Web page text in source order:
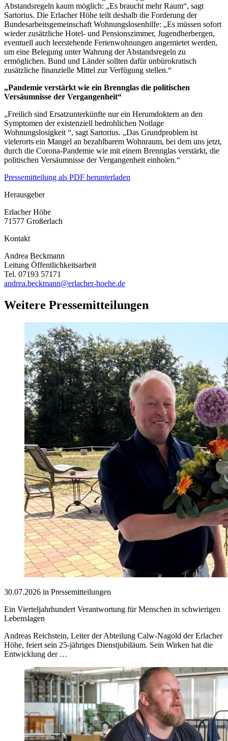
Abstandsregeln kaum möglich: „Es braucht mehr Raum“, sagt
Sartorius. Die Erlacher Höhe teilt deshalb die Forderung der
Bundesarbeitsgemeinschaft Wohnungslosenhilfe: „Es müssen sofort
wieder zusätzliche Hotel- und Pensionszimmer, Jugendherbergen,
eventuell auch leerstehende Ferienwohnungen angemietet werden,
um eine Belegung unter Wahrung der Abstandsregeln zu
ermöglichen. Bund und Länder sollten dafür unbürokratisch
zusätzliche finanzielle Mittel zur Verfügung stellen.“
„Pandemie verstärkt wie ein Brennglas die politischen
Versäumnisse der Vergangenheit“
„Freilich sind Ersatzunterkünfte nur ein Herumdoktern an den
Symptomen der existenziell bedrohlichen Notlage
Wohnungslosigkeit “, sagt Sartorius. „Das Grundproblem ist
vielerorts ein Mangel an bezahlbarem Wohnraum, bei dem uns jetzt,
durch die Corona-Pandemie wie mit einem Brennglas verstärkt, die
politischen Versäumnisse der Vergangenheit einholen.“
Pressemitteilung als PDF herunterladen
Herausgeber
Erlacher Höhe
71577 Großerlach
Kontakt
Andrea Beckmann
Leitung Öffentlichkeitsarbeit
Tel. 07193 57171
andrea.beckmann@erlacher-hoehe.de
Weitere Pressemitteilungen
30.07.2026 in Pressemitteilungen
Ein Vierteljahrhundert Verantwortung für Menschen in schwierigen
Lebenslagen
Andreas Reichstein, Leiter der Abteilung Calw-Nagold der Erlacher
Höhe, feiert sein 25-jähriges Dienstjubiläum. Sein Wirken hat die
Entwicklung der …